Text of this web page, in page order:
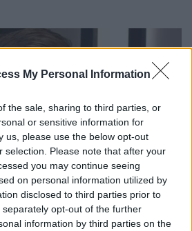
My Personal Information
the sale, sharing to third parties, or
or sensitive information for
us, please use the below opt-out
selection. Please note that after your
you may continue seeing
on personal information utilized by
disclosed to third parties prior to
opt-out of the further
information by third parties on the